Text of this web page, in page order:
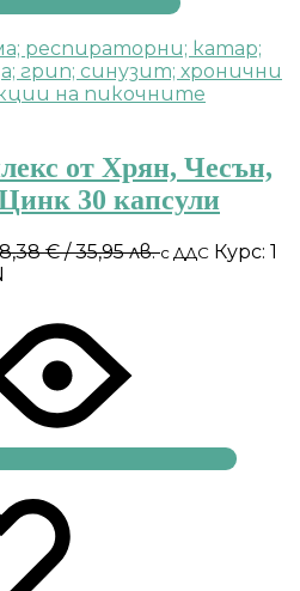
от Хрян, Чесън,
30 капсули
€/ 35,95 лв.с ДДС Курс: 1